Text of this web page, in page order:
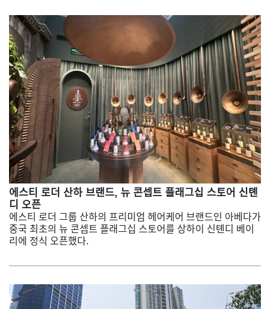
에스티 로더 산하 브랜드, 뉴 콘셉트 플래그십 스토어 신톈
디 오픈
에스티 로더 그룹 산하의 프리미엄 헤어케어 브랜드인 아베다가
중국 최초의 뉴 콘셉트 플래그십 스토어를 상하이 신톈디 베이
리에 정식 오픈했다.